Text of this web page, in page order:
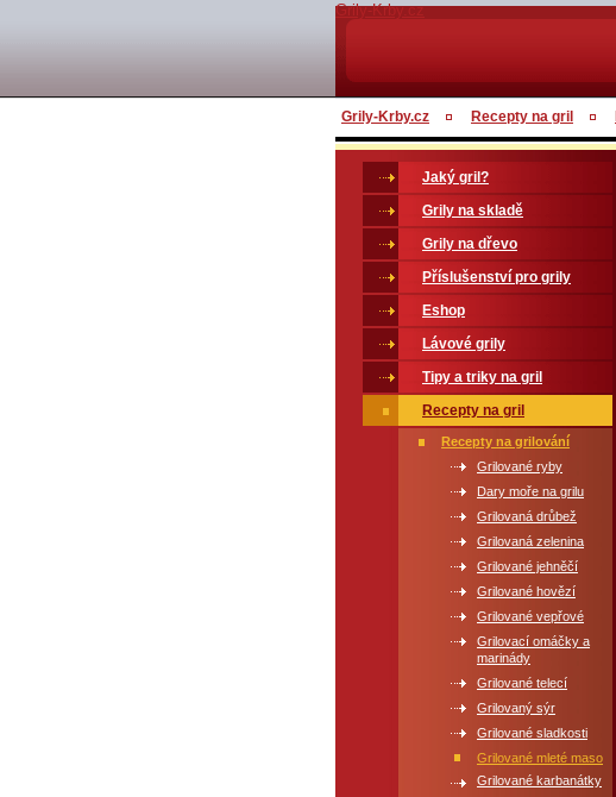
Grily-Krby.cz
Grily-Krby.cz Recepty na gril
Jaký gril?
Grily na skladě
Grily na dřevo
Příslušenství pro grily
Eshop
Lávové grily
Tipy a triky na gril
Recepty na gril
Recepty na grilování
Grilované ryby
Dary moře na grilu
Grilovaná drůbež
Grilovaná zelenina
Grilované jehněčí
Grilované hovězí
Grilované vepřové
Grilovací omáčky a
marinády
Grilované telecí
Grilovaný sýr
Grilované sladkosti
Grilované mleté maso
Grilované karbanátky